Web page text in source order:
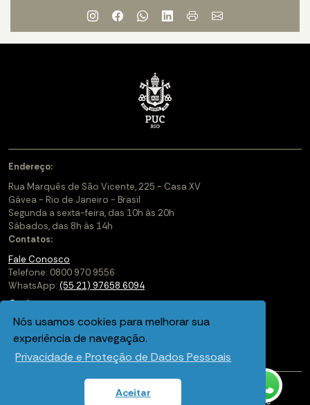
Nós usamos cookies para melhorar sua
experiência de navegação.
Privacidade e Proteção de Dados Pessoais
Aceitar
Endereço:
Rua Marquês de São Vicente, 225 - Casa XV
Gávea - Rio de Janeiro - Brasil
Segunda a sexta-feira, das 10h às 20h
Sábados, das 8h às 14h
Contatos:
Fale Conosco
Telefone: 0800 970 9556
WhatsApp: (55 21) 97658 6094
Cadastre-se
Soluções Corporativas
Saiba mais sobre a PUC-Rio Digital
Política de privacidade